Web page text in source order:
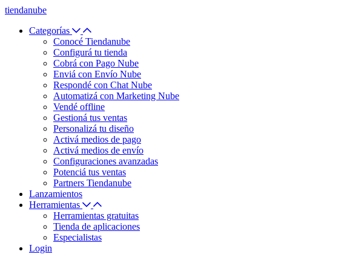
tiendanube
Categorías
Conocé Tiendanube
Configurá tu tienda
Cobrá con Pago Nube
Enviá con Envío Nube
Respondé con Chat Nube
Automatizá con Marketing Nube
Vendé offline
Gestioná tus ventas
Personalizá tu diseño
Activá medios de pago
Activá medios de envío
Configuraciones avanzadas
Potenciá tus ventas
Partners Tiendanube
Lanzamientos
Herramientas
Herramientas gratuitas
Tienda de aplicaciones
Especialistas
Login